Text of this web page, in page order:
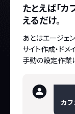
たとえば「カ
えるだけ。
あとはエージェ
サイト作成・ド
手動の設定作業